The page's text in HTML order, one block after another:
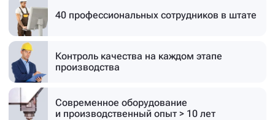
40 профессиональных сотрудников в штате
Контроль качества на каждом этапе
производства
Современное оборудование
и производственный опыт > 10 лет